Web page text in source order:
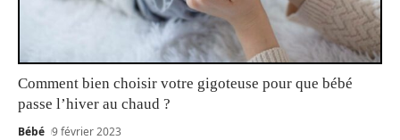
Comment bien choisir votre gigoteuse pour que bébé
passe l’hiver au chaud ?
Bébé 9 février 2023